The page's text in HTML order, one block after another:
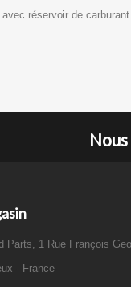
réservoir de
Parts, 1 Rue François
- France